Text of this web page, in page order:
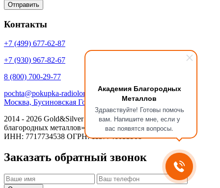
Академия Благородных
Металлов
Здравствуйте! Готовы помочь
вам. Напишите мне, если у
вас появятся вопросы.
Контакты
+7 (499) 677-62-87
+7 (930) 967-82-67
8 (800) 700-29-77
pochta@pokupka-radiolom.ru
Москва, Бусиновская Горка, 1Е с.5
2014 - 2026 Gold&Silver Научный Центр «Академия
благородных металлов»
ИНН: 7717734538 ОГРН: 1137746053908
Заказать обратный звонок